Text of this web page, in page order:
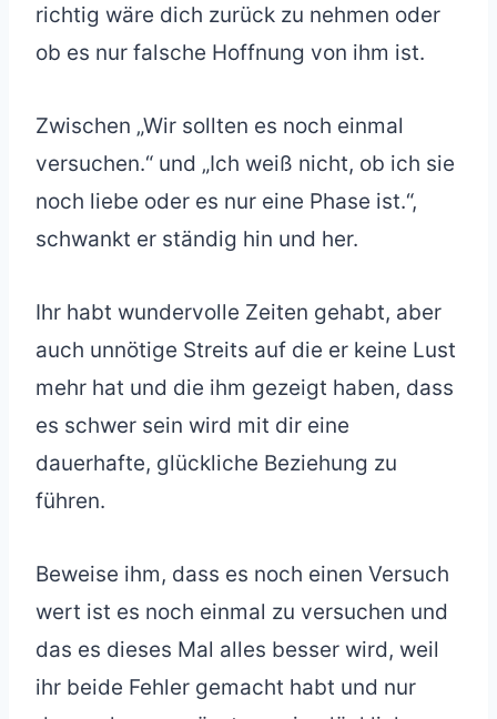
richtig wäre dich zurück zu nehmen oder
ob es nur falsche Hoffnung von ihm ist.
Zwischen „Wir sollten es noch einmal
versuchen.“ und „Ich weiß nicht, ob ich sie
noch liebe oder es nur eine Phase ist.“,
schwankt er ständig hin und her.
Ihr habt wundervolle Zeiten gehabt, aber
auch unnötige Streits auf die er keine Lust
mehr hat und die ihm gezeigt haben, dass
es schwer sein wird mit dir eine
dauerhafte, glückliche Beziehung zu
führen.
Beweise ihm, dass es noch einen Versuch
wert ist es noch einmal zu versuchen und
das es dieses Mal alles besser wird, weil
ihr beide Fehler gemacht habt und nur